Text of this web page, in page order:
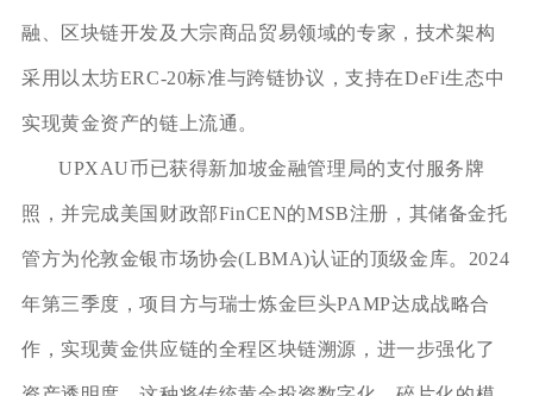
融、区块链开发及大宗商品贸易领域的专家，技术架构
采用以太坊ERC-20标准与跨链协议，支持在DeFi生态中
实现黄金资产的链上流通。
UPXAU币已获得新加坡金融管理局的支付服务牌
照，并完成美国财政部FinCEN的MSB注册，其储备金托
管方为伦敦金银市场协会(LBMA)认证的顶级金库。2024
年第三季度，项目方与瑞士炼金巨头PAMP达成战略合
作，实现黄金供应链的全程区块链溯源，进一步强化了